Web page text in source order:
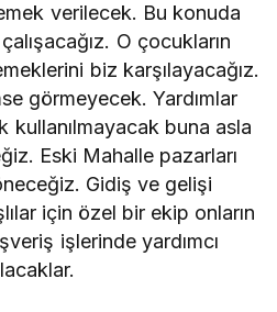
verilecek. Bu konuda
O çocukların
biz karşılayacağız.
görmeyecek. Yardımlar
kullanılmayacak buna asla
Eski Mahalle pazarları
Gidiş ve gelişi
için özel bir ekip onların
işlerinde yardımcı